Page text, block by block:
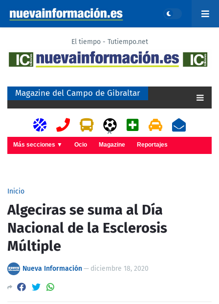
El tiempo - Tutiempo.net
Magazine del Campo de Gibraltar
A
Más secciones ▼ Ocio Magazine Reportajes
Inicio
Algeciras se suma al Día
Nacional de la Esclerosis
Múltiple
Nueva Información— diciembre 18, 2020